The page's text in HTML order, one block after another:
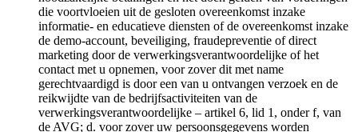
die voortvloeien uit de gesloten overeenkomst inzake
informatie- en educatieve diensten of de overeenkomst inzake
de demo-account, beveiliging, fraudepreventie of direct
marketing door de verwerkingsverantwoordelijke of het
contact met u opnemen, voor zover dit met name
gerechtvaardigd is door een van u ontvangen verzoek en de
reikwijdte van de bedrijfsactiviteiten van de
verwerkingsverantwoordelijke – artikel 6, lid 1, onder f, van
de AVG; d. voor zover uw persoonsgegevens worden